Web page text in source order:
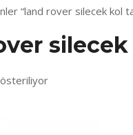
“land rover silecek kol
silecek